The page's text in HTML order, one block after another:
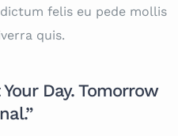
felis eu pede mollis
quis.
Day. Tomorrow